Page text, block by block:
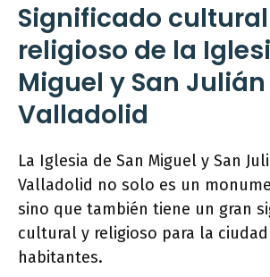
Significado
religioso de la
Miguel y San
Valladolid
La Iglesia de San Miguel y San
Valladolid no solo es un
sino que también tiene un gran
cultural y religioso para la
habitantes.